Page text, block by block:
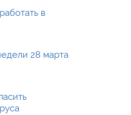
в
28 марта